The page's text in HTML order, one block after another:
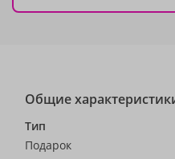
Общие
Тип
Подарок